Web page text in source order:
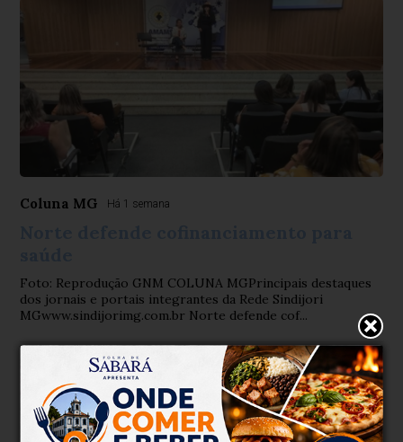
Coluna MG Há 1 semana
Foto: Reprodução GNM COLUNA MGPrincipais destaques
dos jornais e portais integrantes da Rede Sindijori
MGwww.sindijorimg.com.br Norte defende cof...